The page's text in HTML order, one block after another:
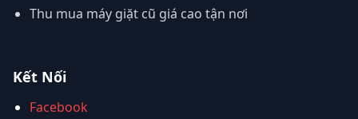
Thu mua máy giặt cũ giá cao tận nơi
Kết Nối
Facebook